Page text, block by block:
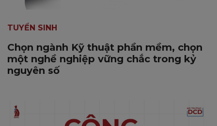
TUYỂN SINH
Chọn ngành Kỹ thuật phần mềm, chọn
một nghề nghiệp vững chắc trong kỷ
nguyên số